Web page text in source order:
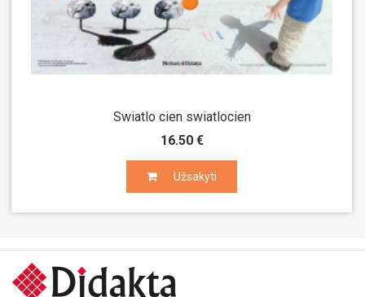
Swiatlo cien swiatlocien
16.50 €
Užsakyti
Užsakyti